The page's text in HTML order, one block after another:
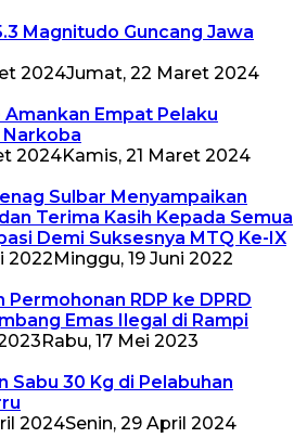
Magnitudo Guncang Jawa
2024Jumat, 22 Maret 2024
Amankan Empat Pelaku
Narkoba
2024Kamis, 21 Maret 2024
Sulbar Menyampaikan
Terima Kasih Kepada Semua
Demi Suksesnya MTQ Ke-IX
2022 Minggu, 19 Juni 2022
Permohonan RDP ke DPRD
Emas Ilegal di Rampi
Rabu, 17 Mei 2023
Sabu 30 Kg di Pelabuhan
2024Senin, 29 April 2024